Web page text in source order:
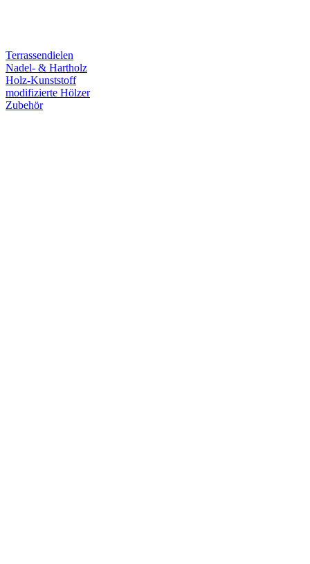
Terrassendielen
Nadel- & Hartholz
Holz-Kunststoff
modifizierte Hölzer
Zubehör